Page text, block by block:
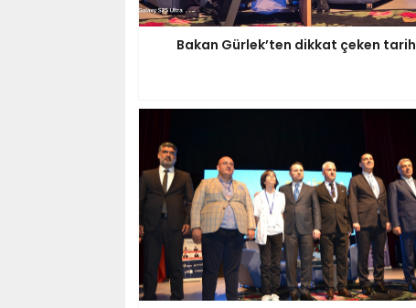
Bakan Gürlek’ten dikkat çeken tarih